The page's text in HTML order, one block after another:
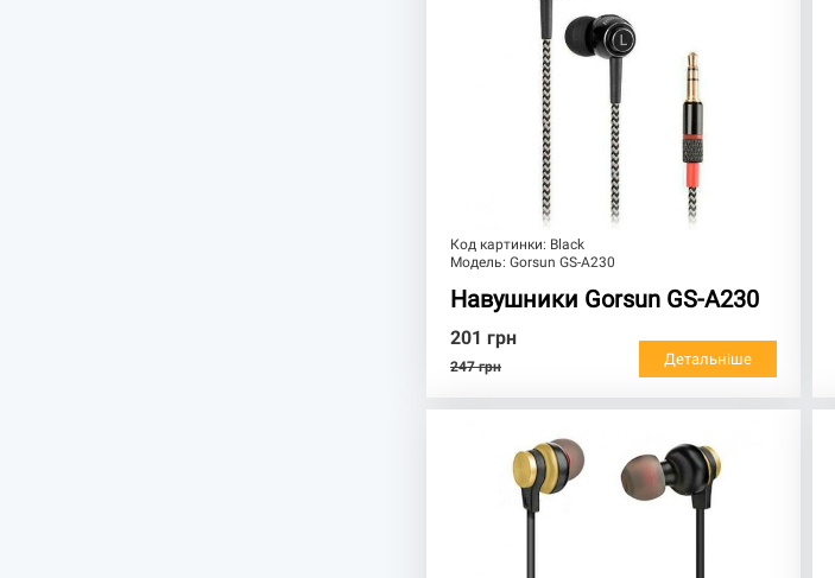
Код картинки: Black
Модель:Gorsun GS-A230
Навушники Gorsun GS-A230
201 грн
247 грн Детальніше